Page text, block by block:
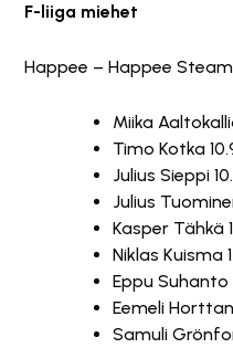
F-liiga miehet
Happee – Happee
Miika
Timo Kotka
Julius Sieppi
Julius
Kasper Tähkä
Niklas Kuisma
Eppu Suhanto
Eemeli
Samuli